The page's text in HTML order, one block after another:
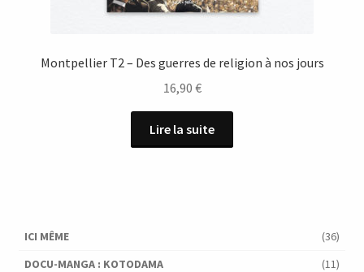
Montpellier T2 – Des guerres de religion à nos jours
16,90 €
Lire la suite
ICI MÊME
(36)
DOCU-MANGA : KOTODAMA
(11)